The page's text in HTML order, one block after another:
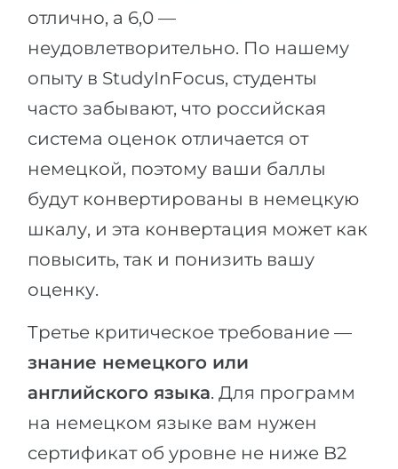
отлично, а 6,0 —
неудовлетворительно. По нашему
опыту в StudyInFocus, студенты
часто забывают, что российская
система оценок отличается от
немецкой, поэтому ваши баллы
будут конвертированы в немецкую
шкалу, и эта конвертация может как
повысить, так и понизить вашу
оценку.
Третье критическое требование —
знание немецкого или
английского языка. Для программ
на немецком языке вам нужен
сертификат об уровне не ниже B2